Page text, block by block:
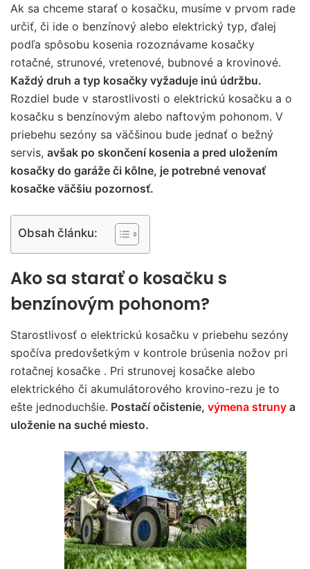
Ak sa chceme starať o kosačku, musíme v prvom rade
určiť, či ide o benzínový alebo elektrický typ, ďalej
podľa spôsobu kosenia rozoznávame kosačky
rotačné, strunové, vretenové, bubnové a krovinové.
Každý druh a typ kosačky vyžaduje inú údržbu.
Rozdiel bude v starostlivosti o elektrickú kosačku a o
kosačku s benzínovým alebo naftovým pohonom. V
priebehu sezóny sa väčšinou bude jednať o bežný
servis, avšak po skončení kosenia a pred uložením
kosačky do garáže či kôlne, je potrebné venovať
kosačke väčšiu pozornosť.
Obsah článku:
Ako sa starať o kosačku s
benzínovým pohonom?
Starostlivosť o elektrickú kosačku v priebehu sezóny
spočíva predovšetkým v kontrole brúsenia nožov pri
rotačnej kosačke . Pri strunovej kosačke alebo
elektrického či akumulátorového krovino-rezu je to
ešte jednoduchšie. Postačí očistenie, výmena struny a
uloženie na suché miesto.